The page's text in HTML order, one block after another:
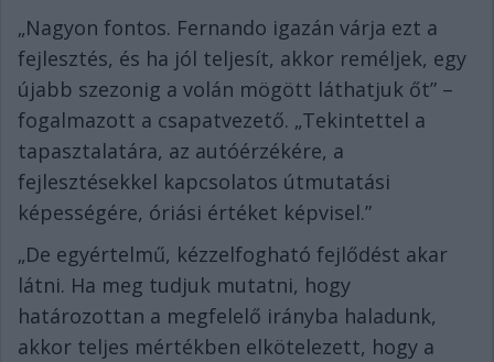
„Nagyon fontos. Fernando igazán várja ezt a
fejlesztés, és ha jól teljesít, akkor reméljek, egy
újabb szezonig a volán mögött láthatjuk őt” –
fogalmazott a csapatvezető. „Tekintettel a
tapasztalatára, az autóérzékére, a
fejlesztésekkel kapcsolatos útmutatási
képességére, óriási értéket képvisel.”
„De egyértelmű, kézzelfogható fejlődést akar
látni. Ha meg tudjuk mutatni, hogy
határozottan a megfelelő irányba haladunk,
akkor teljes mértékben elkötelezett, hogy a